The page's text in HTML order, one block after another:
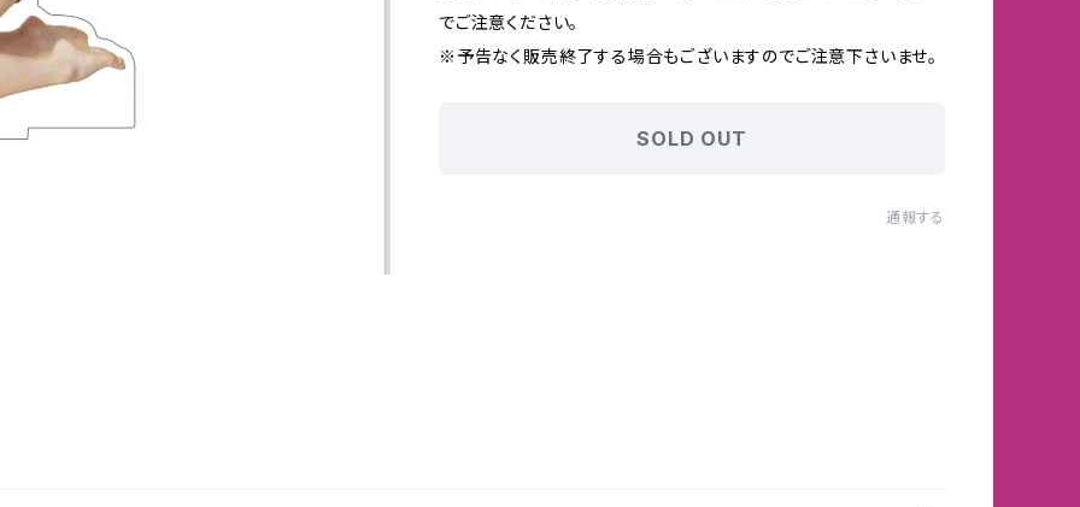
でご注意ください。
※予告なく販売終了する場合もございますのでご注意下さいませ。
SOLD OUT
通報する